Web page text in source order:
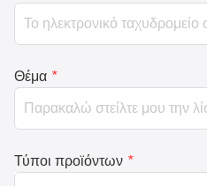
Θέμα *
Τύποι προϊόντων *